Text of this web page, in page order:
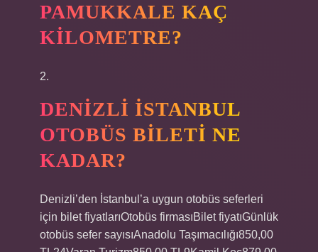
PAMUKKALE KAÇ
KILOMETRE?
2.
DENIZLI İSTANBUL
OTOBÜS BILETI NE
KADAR?
Denizli’den İstanbul’a uygun otobüs seferleri
için bilet fiyatlarıOtobüs firmasıBilet fiyatıGünlük
otobüs sefer sayısıAnadolu Taşımacılığı850,00